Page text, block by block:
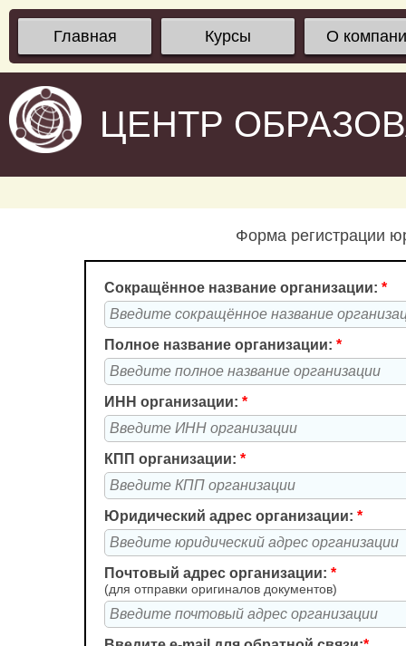
Главная Курсы О
ЦЕНТР
Форма регистрации
Сокращённое название организации: *
Полное название организации: *
ИНН организации: *
КПП организации: *
Юридический адрес организации: *
Почтовый адрес организации: *
(для отправки оригиналов документов)